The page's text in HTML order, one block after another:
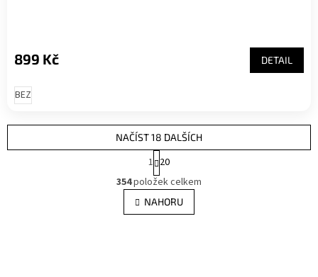
899 Kč DETAIL
BEZ
O
v
l
á
NAČÍST 18 DALŠÍCH
S
t
r
á
n
k
1 20
354položek celkem
NAHORU